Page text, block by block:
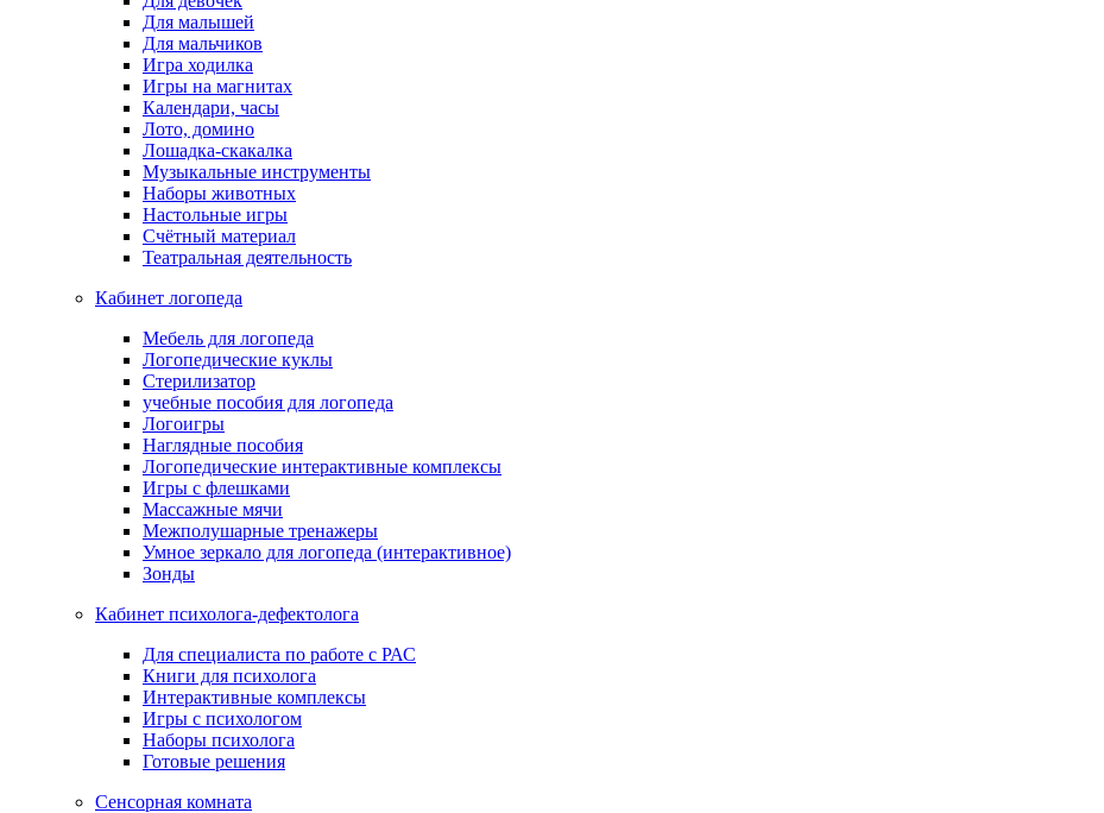
Для малышей
Для мальчиков
Игра ходилка
Игры на магнитах
Календари, часы
Лото, домино
Лошадка-скакалка
Музыкальные инструменты
Наборы животных
Настольные игры
Счётный материал
Театральная деятельность
Кабинет логопеда
Мебель для логопеда
Логопедические куклы
Стерилизатор
учебные пособия для логопеда
Логоигры
Наглядные пособия
Логопедические интерактивные комплексы
Игры с флешками
Массажные мячи
Межполушарные тренажеры
Умное зеркало для логопеда (интерактивное)
Зонды
Кабинет психолога-дефектолога
Для специалиста по работе с РАС
Книги для психолога
Интерактивные комплексы
Игры с психологом
Наборы психолога
Готовые решения
Сенсорная комната